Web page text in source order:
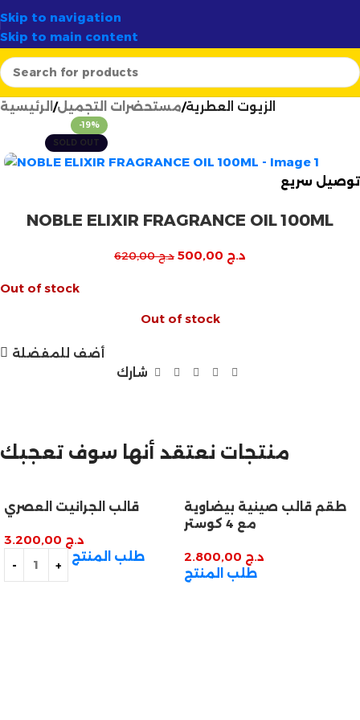
Skip to navigation
Skip to main content
الوجهة الأولى لصناع الشموع في
الرئيسية مستحضرات التجميل الزيوت العطرية
-19%
SOLD OUT
توصيل سريع
NOBLE ELIXIR FRAGRANCE OIL 100ML
د.ج620,00 د.ج
Out of stock
Out of stock
أضف للمفضلة
شارك
تخفيضات نهاية السنة
منتجات نعتقد أنها سوف تعجبك
قالب الجرانيت العصري
د.ج
طلب المنتج
طقم قالب صينية بيضاوية
مع 4 كوستر
د.ج
طلب المنتج